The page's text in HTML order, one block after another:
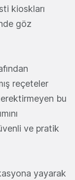
kioskları
göz
reçeteler
bu
ve pratik
yayarak